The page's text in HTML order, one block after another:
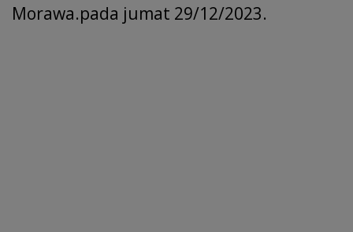
Morawa.pada jumat 29/12/2023.